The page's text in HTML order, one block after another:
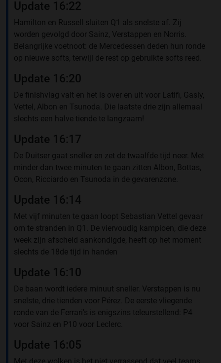
Update 16:22
Hamilton en Russell sluiten Q1 als snelste af. Zij
worden gevolgd door Sainz, Verstappen en Norris.
Belangrijke voetnoot: de Mercedessen deden hun ronde
op nieuwe softs, terwijl de rest op gebruikte softs reed.
Update 16:20
De finishvlag valt en het is over en uit voor Latifi, Gasly,
Vettel, Albon en Tsunoda. Die laatste drie zijn allemaal
slechts een halve tiende te langzaam!
Update 16:17
De Duitser gaat sneller en zet de twaalfde tijd neer. Met
minder dan twee minuten te gaan zitten Albon, Bottas,
Ocon, Ricciardo en Tsunoda in de gevarenzone.
Update 16:14
Met vijf minuten te gaan loopt Sebastian Vettel gevaar
om te stranden in Q1. De viervoudig kampioen, die deze
week zijn afscheid aankondigde, heeft op het moment
slechts de 18de tijd in handen
Update 16:10
De baan wordt iedere minuut sneller. Verstappen is nu
snelste, drie tienden voor Pérez. De eerste vliegende
ronde van de Ferrari's is enigszins teleurstellend: P4
voor Sainz en P10 voor Leclerc.
Update 16:05